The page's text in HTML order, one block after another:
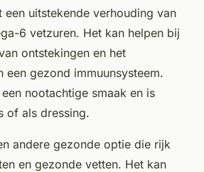
een uitstekende verhouding van
6 vetzuren. Het kan helpen bij
ontstekingen en het
een gezond immuunsysteem.
nootachtige smaak en is
of als dressing.
andere gezonde optie die rijk
en gezonde vetten. Het kan